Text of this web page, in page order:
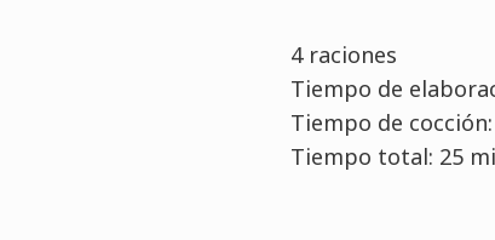
4 raciones
Tiempo de
Tiempo de
Tiempo total: 25